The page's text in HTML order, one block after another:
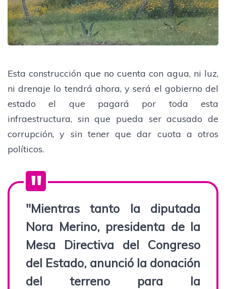
Esta construcción que no cuenta con agua, ni luz,
ni drenaje lo tendrá ahora, y será el gobierno del
estado el que pagará por toda esta
infraestructura, sin que pueda ser acusado de
corrupción, y sin tener que dar cuota a otros
políticos.
"Mientras tanto la diputada
Nora Merino, presidenta de la
Mesa Directiva del Congreso
del Estado, anunció la donación
del terreno para la